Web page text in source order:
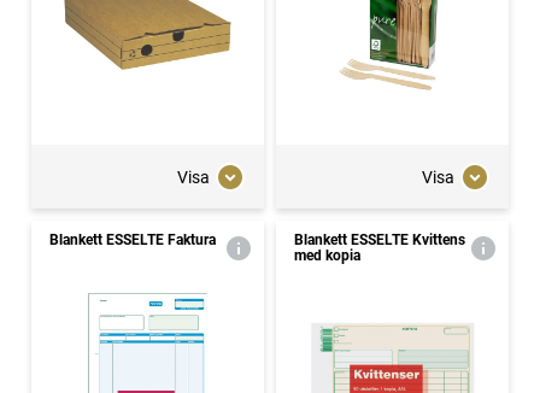
Visa Visa
Blankett ESSELTE Faktura
Blankett ESSELTE Kvittens
med kopia